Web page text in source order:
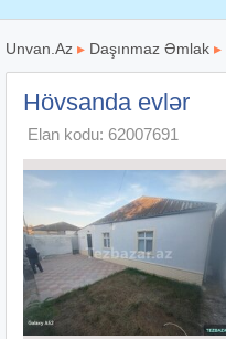
Unvan.Az ▸ Daşınmaz Əmlak ▸
Hövsanda evlər
Elan kodu: 62007691